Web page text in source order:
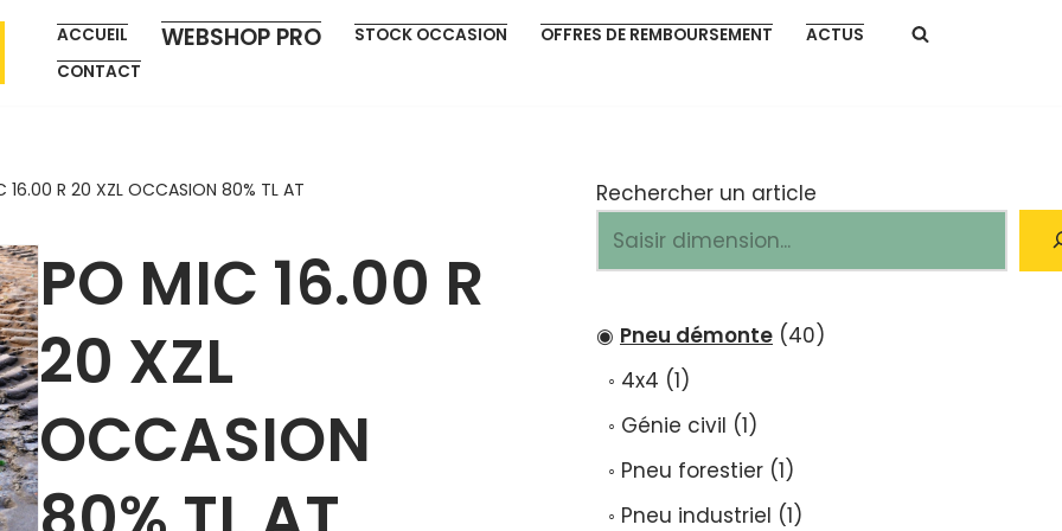
ACCUEIL WEBSHOP PRO STOCK OCCASION OFFRES DE REMBOURSEMENT
ACTUS
CONTACT
16.00 R 20 XZL OCCASION 80% TL AT
PO MIC 16.00 R
20 XZL
OCCASION
Rechercher un article
Pneu démonte 40
4x4 1
Génie civil 1
Pneu forestier 1
Pneu industriel 1